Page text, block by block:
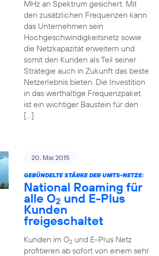
MHz an Spektrum gesichert. Mit
den zusätzlichen Frequenzen kann
das Unternehmen sein
Hochgeschwindigkeitsnetz sowie
die Netzkapazität erweitern und
somit den Kunden als Teil seiner
Strategie auch in Zukunft das beste
Netzerlebnis bieten. Die Investition
in das werthaltige Frequenzpaket
ist ein wichtiger Baustein für den
[…]
20. Mai 2015
GEBÜNDELTE STÄRKE DER UMTS-NETZE:
National Roaming für
alle O2 und E-Plus
Kunden
freigeschaltet
Kunden im O2und E-Plus Netz
profitieren ab sofort von einem sehr